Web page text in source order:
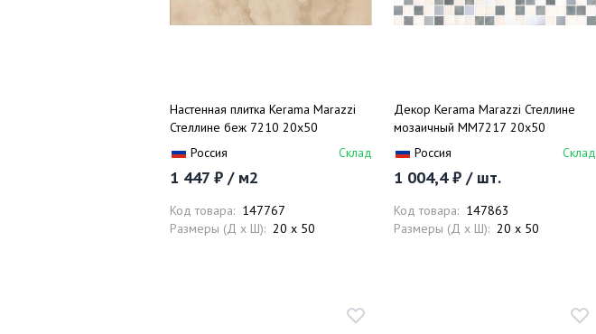
Настенная плитка Kerama Marazzi
Стеллине беж 7210 20х50
Россия
Склад
1 447 ₽ / м2
Код товара: 147767
Размеры (Д x Ш): 20 x 50
Декор Kerama Marazzi Стеллине
мозаичный MM7217 20х50
Россия
Склад
1 004,4 ₽ / шт.
Код товара: 147863
Размеры (Д x Ш): 20 x 50